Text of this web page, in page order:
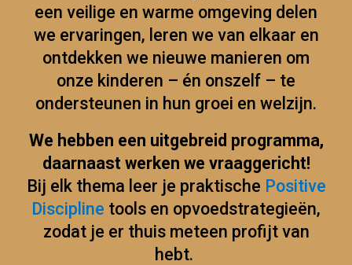
een veilige en warme omgeving delen
we ervaringen, leren we van elkaar en
ontdekken we nieuwe manieren om
onze kinderen – én onszelf – te
ondersteunen in hun groei en welzijn.
We hebben een uitgebreid programma,
daarnaast werken we vraaggericht!
Bij elk thema leer je praktische Positive
Discipline tools en opvoedstrategieën,
zodat je er thuis meteen profijt van
hebt.